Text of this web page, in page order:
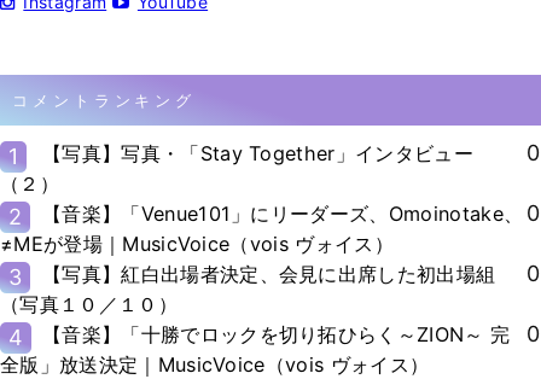
コメントランキング
1
【写真】写真・「Stay Together」インタビュー
（２）
0
2
【音楽】「Venue101」にリーダーズ、Omoinotake、
≠MEが登場｜MusicVoice（vois ヴォイス）
0
3
【写真】紅白出場者決定、会見に出席した初出場組
（写真１０／１０）
0
4
【音楽】「十勝でロックを切り拓ひらく～ZION～ 完
全版」放送決定｜MusicVoice（vois ヴォイス）
0